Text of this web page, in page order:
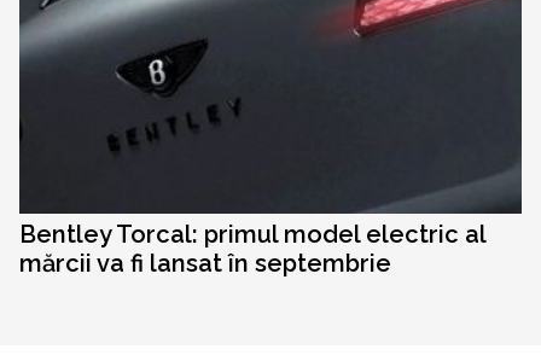
Bentley Torcal: primul model electric al
mărcii va fi lansat în septembrie